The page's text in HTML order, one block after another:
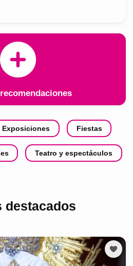
Exposiciones Fiestas
Teatro y espectáculos
destacados